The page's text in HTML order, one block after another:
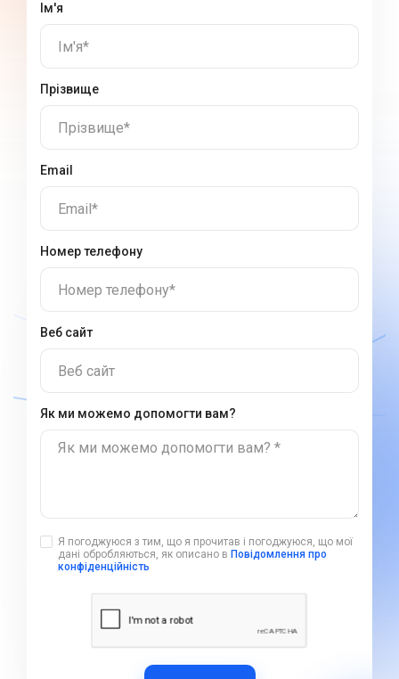
Ім'я
Ім'я*
Прізвище
Прізвище*
Email
Email*
Номер телефону
Номер телефону*
Веб сайт
Веб сайт
Як ми можемо допомогти вам?
Як ми можемо допомогти вам? *
Я погоджуюся з тим, що я прочитав і погоджуюся, що мої
дані обробляються, як описано в Повідомлення про
конфіденційність